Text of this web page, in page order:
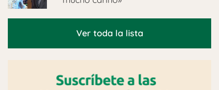
Ver toda la lista